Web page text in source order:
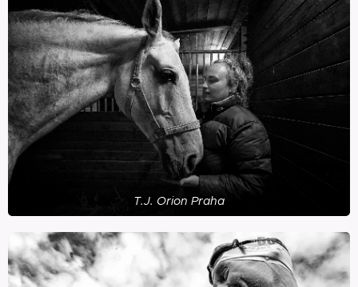
T.J. Orion Praha